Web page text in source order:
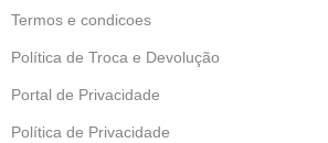
Termos e condicoes
Política de Troca e Devolução
Portal de Privacidade
Política de Privacidade